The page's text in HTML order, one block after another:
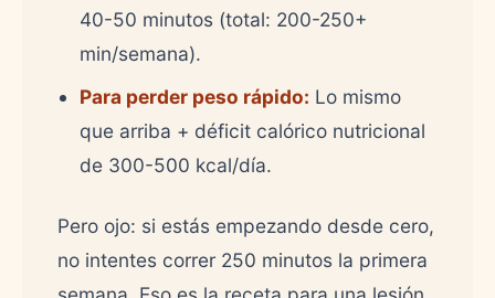
40-50 minutos (total: 200-250+
min/semana).
Para perder peso rápido: Lo mismo
que arriba + déficit calórico nutricional
de 300-500 kcal/día.
Pero ojo: si estás empezando desde cero,
no intentes correr 250 minutos la primera